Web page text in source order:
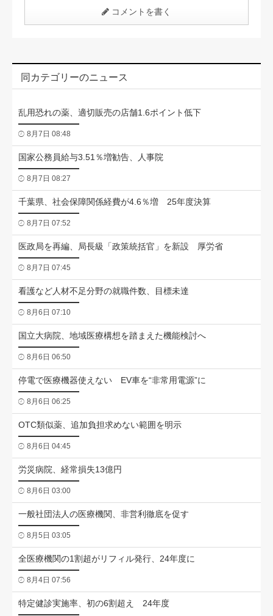
コメントを書く
同カテゴリーのニュース
乱用恐れの薬、適切販売の店舗1.6ポイント低下
8月7日 08:48
国家公務員給与3.51％増勧告、人事院
8月7日 08:27
千葉県、社会保障関係経費が4.6％増 25年度決算
8月7日 07:52
医政局を再編、局長級「政策統括官」を新設 厚労省
8月7日 07:45
看護など人材不足分野の就職件数、目標未達
8月6日 07:10
国立大病院、地域医療構想を踏まえた機能検討へ
8月6日 06:50
停電で医療機器使えない EV車を“非常用電源”に
8月6日 06:25
OTC類似薬、追加負担求めない範囲を明示
8月6日 04:45
労災病院、経常損失13億円
8月6日 03:00
一般社団法人の医療機関、非営利徹底を促す
8月5日 03:05
全医療機関の1割超がリフィル発行、24年度に
8月4日 07:56
特定健診実施率、初の6割超え 24年度